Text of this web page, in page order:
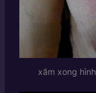
xăm xong